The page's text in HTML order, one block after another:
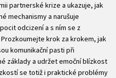
partnerské krize a ukazuje, jak
mechanismy a narušuje
odcizení a s ním se z
krok za krokem, jak
komunikační pasti při
základy a udržet emoční blízkost
se totiž i praktické problémy